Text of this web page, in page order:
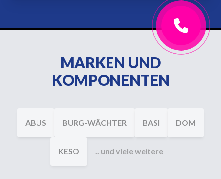
MARKEN UND
KOMPONENTEN
ABUS BURG-WÄCHTER BASI DOM
KESO .. und viele weitere